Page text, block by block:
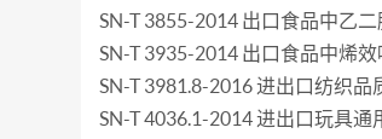
SN-T 3855-2014 出口食品中乙
SN-T 3935-2014 出口食品中烯
SN-T 3981.8-2016 进出口纺织
SN-T 4036.1-2014 进出口玩具